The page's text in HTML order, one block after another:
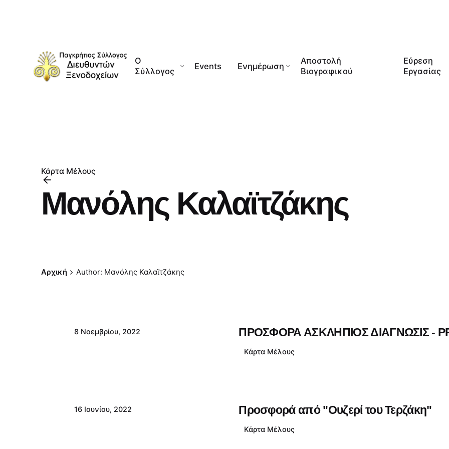
Ο
Σύλλογος
Events Ενημέρωση
Αποστολή
Βιογραφικού
Εύρεση
Εργασίας
Κάρτα Μέλους
Μανόλης Καλαϊτζάκης
Αρχική Author: Μανόλης Καλαϊτζάκης
8 Νοεμβρίου, 2022 ΠΡΟΣΦΟΡΑ ΑΣΚΛΗΠΙΟΣ ΔΙΑΓΝΩΣΙΣ -
Κάρτα Μέλους
16 Ιουνίου, 2022 Προσφορά από "Ουζερί του Τερζάκη"
Κάρτα Μέλους